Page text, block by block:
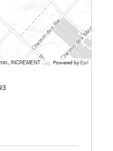
SITG - State of Geneva-CH, IGN, Esri, HERE, Garmin, INCREMENT P, USGS, METI/NASA Powered by Esri